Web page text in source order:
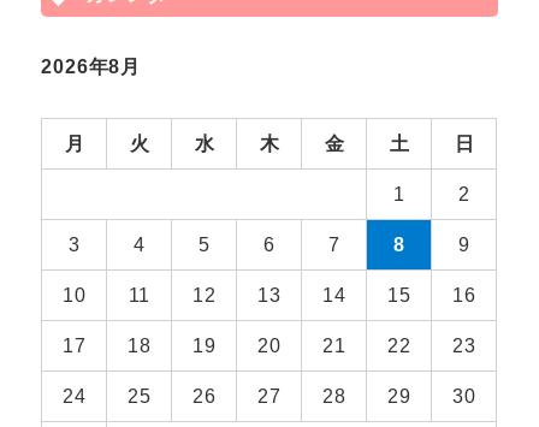
2026年8月
月 火 水 木 金 土 日
1 2
3 4 5 6 7 8 9
10 11 12 13 14 15 16
17 18 19 20 21 22 23
24 25 26 27 28 29 30